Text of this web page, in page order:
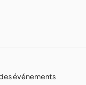
événements